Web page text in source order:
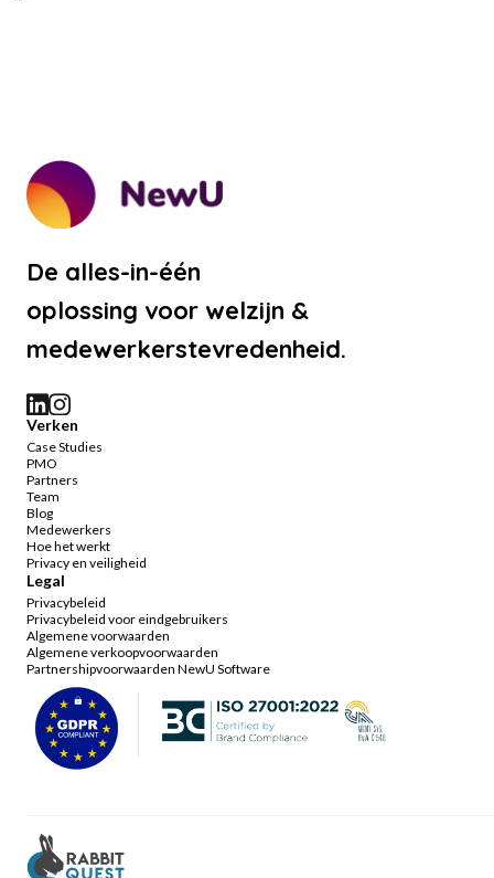
De alles-in-één
oplossing voor welzijn &
medewerkerstevredenheid.
Verken
Case Studies
PMO
Partners
Team
Blog
Medewerkers
Hoe het werkt
Privacy en veiligheid
Legal
Privacybeleid
Privacybeleid voor eindgebruikers
Algemene voorwaarden
Algemene verkoopvoorwaarden
Partnershipvoorwaarden NewU Software